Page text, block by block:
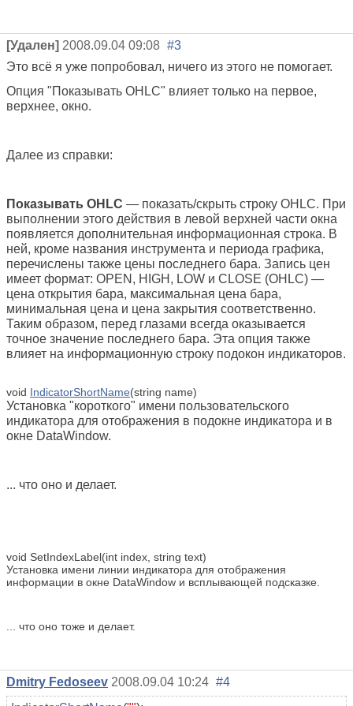
[Удален] 2008.09.04 09:08 #3
Это всё я уже попробовал, ничего из этого не помогает.
Опция "Показывать OHLC" влияет только на первое,
верхнее, окно.
Далее из справки:
Показывать OHLC — показать/скрыть строку OHLC. При
выполнении этого действия в левой верхней части окна
появляется дополнительная информационная строка. В
ней, кроме названия инструмента и периода графика,
перечислены также цены последнего бара. Запись цен
имеет формат: OPEN, HIGH, LOW и CLOSE (OHLC) —
цена открытия бара, максимальная цена бара,
минимальная цена и цена закрытия соответственно.
Таким образом, перед глазами всегда оказывается
точное значение последнего бара. Эта опция также
влияет на информационную строку подокон индикаторов.
void IndicatorShortName(string name)
Установка "короткого" имени пользовательского
индикатора для отображения в подокне индикатора и в
окне DataWindow.
... что оно и делает.
void SetIndexLabel(int index, string text)
Установка имени линии индикатора для отображения
информации в окне DataWindow и всплывающей подсказке.
... что оно тоже и делает.
Dmitry Fedoseev 2008.09.04 10:24 #4